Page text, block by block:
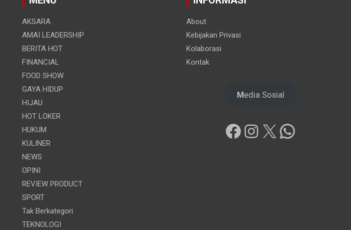
AKSARA
AMAI LEADERSHIP
BERITA HOT
FINANCIAL
FOOD SHOW
GAYA HIDUP
HIJAU
HOT LOKER
HUKUM
KULINER
NEWS
OPINI
REVIEW PRODUCT
SPORT
Tak Berkategori
TEKNOLOGI
About
Kebijakan Privasi
Kolaborasi
Kontak
Media Sosial
Facebook
Instagram
X